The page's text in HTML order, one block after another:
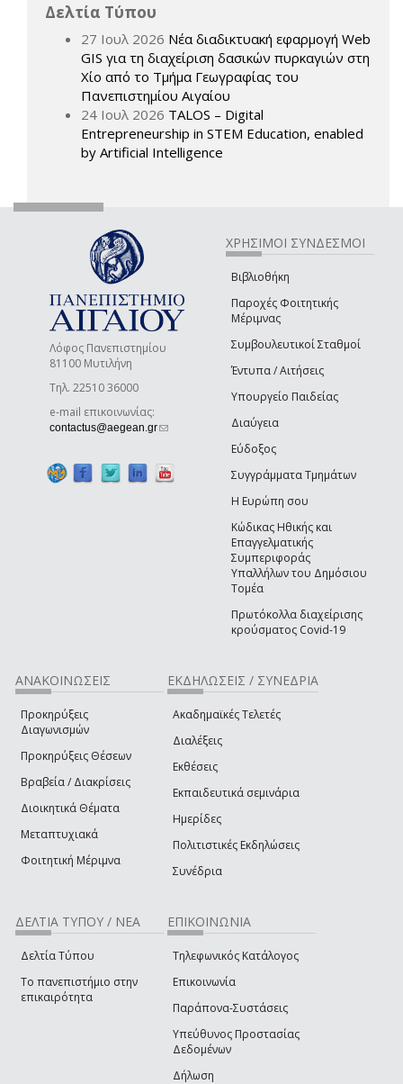
Δελτία Τύπου
27 Ιουλ 2026 Νέα διαδικτυακή εφαρμογή Web
GIS για τη διαχείριση δασικών πυρκαγιών στη
Χίο από το Τμήμα Γεωγραφίας του
Πανεπιστημίου Αιγαίου
24 Ιουλ 2026 TALOS – Digital
Entrepreneurship in STEM Education, enabled
by Artificial Intelligence
Λόφος Πανεπιστημίου
81100 Μυτιλήνη
Τηλ. 22510 36000
e-mail επικοινωνίας:
contactus@aegean.gr(link sends e-mail)
ΧΡΗΣΙΜΟΙ ΣΥΝΔΕΣΜΟΙ
Βιβλιοθήκη
Παροχές Φοιτητικής
Μέριμνας
Συμβουλευτικοί Σταθμοί
Έντυπα / Αιτήσεις
Υπουργείο Παιδείας
Διαύγεια
Εύδοξος
Συγγράμματα Τμημάτων
Η Ευρώπη σου
Κώδικας Ηθικής και
Επαγγελματικής
Συμπεριφοράς
Υπαλλήλων του Δημόσιου
Τομέα
Πρωτόκολλα διαχείρισης
κρούσματος Covid-19
ΑΝΑΚΟΙΝΩΣΕΙΣ
Προκηρύξεις
Διαγωνισμών
Προκηρύξεις Θέσεων
Βραβεία / Διακρίσεις
Διοικητικά Θέματα
Μεταπτυχιακά
Φοιτητική Μέριμνα
ΕΚΔΗΛΩΣΕΙΣ / ΣΥΝΕΔΡΙΑ
Ακαδημαϊκές Τελετές
Διαλέξεις
Εκθέσεις
Εκπαιδευτικά σεμινάρια
Ημερίδες
Πολιτιστικές Εκδηλώσεις
Συνέδρια
ΔΕΛΤΙΑ ΤΥΠΟΥ / ΝΕΑ
Δελτία Τύπου
Το πανεπιστήμιο στην
επικαιρότητα
ΕΠΙΚΟΙΝΩΝΙΑ
Τηλεφωνικός Κατάλογος
Επικοινωνία
Παράπονα-Συστάσεις
Υπεύθυνος Προστασίας
Δεδομένων
Δήλωση